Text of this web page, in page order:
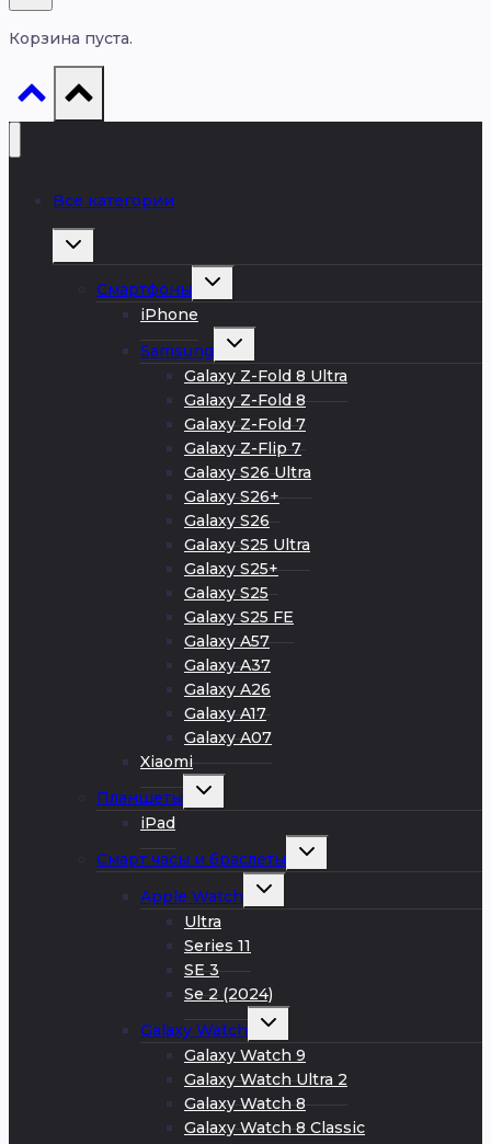
Корзина пуста.
Все категории
Развернуть
дочернее
Смартфоны
Развернуть
дочернее
iPhone
Samsung
Развернуть
дочернее
меню
Galaxy Z-Fold 8 Ultra
Galaxy Z-Fold 8
Galaxy Z-Fold 7
Galaxy Z-Flip 7
Galaxy S26 Ultra
Galaxy S26+
Galaxy S26
Galaxy S25 Ultra
Galaxy S25+
Galaxy S25
Galaxy S25 FE
Galaxy A57
Galaxy A37
Galaxy A26
Galaxy A17
Galaxy A07
Xiaomi
Планшеты
Развернуть
дочернее
iPad
Смарт часы и браслеты
Развернуть
дочернее
Apple Watch
Развернуть
дочернее
Ultra
Series 11
SE 3
Se 2 (2024)
Galaxy Watch
Развернуть
дочернее
меню
Galaxy Watch 9
Galaxy Watch Ultra 2
Galaxy Watch 8
Galaxy Watch 8 Classic